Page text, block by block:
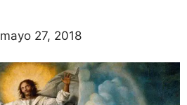
mayo 27, 2018